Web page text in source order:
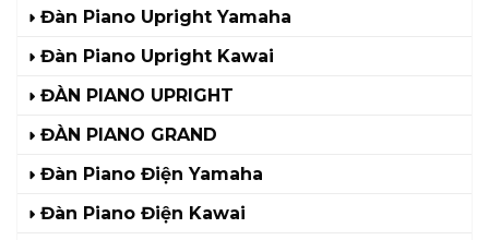
Đàn Piano Upright Yamaha
Đàn Piano Upright Kawai
ĐÀN PIANO UPRIGHT
ĐÀN PIANO GRAND
Đàn Piano Điện Yamaha
Đàn Piano Điện Kawai